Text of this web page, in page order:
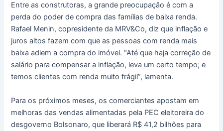
Entre as construtoras, a grande preocupação é com a
perda do poder de compra das famílias de baixa renda.
Rafael Menin, copresidente da MRV&Co, diz que inflação e
juros altos fazem com que as pessoas com renda mais
baixa adiem a compra do imóvel. “Até que haja correção de
salário para compensar a inflação, leva um certo tempo; e
temos clientes com renda muito frágil”, lamenta.
Para os próximos meses, os comerciantes apostam em
melhoras das vendas alimentadas pela PEC eleitoreira do
desgoverno Bolsonaro, que liberará R$ 41,2 bilhões para